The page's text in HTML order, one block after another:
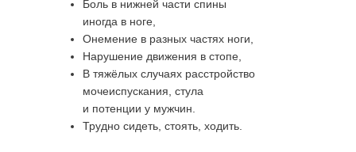
Боль в нижней части спины
иногда в ноге,
Онемение в разных частях ноги,
Нарушение движения в стопе,
В тяжёлых случаях расстройство
мочеиспускания, стула
и потенции у мужчин.
Трудно сидеть, стоять, ходить.